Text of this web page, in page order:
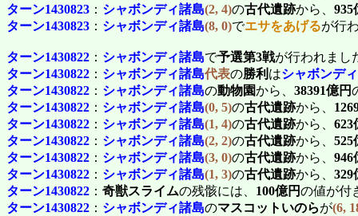
ターン1430823 ： シャボンディ諸島(2, 4)の古代遺跡から、 935
ターン1430823 ： シャボンディ諸島(8, 0)でエサをあげるが行
ターン1430822 ： シャボンディ諸島で予選第3戦が行われまし
ターン1430822 ： シャボンディ諸島代表の勝利 はシャボンデ
ターン1430822 ： シャボンディ諸島の動物園から、 38391億円
ターン1430822 ： シャボンディ諸島(0, 5)の古代遺跡から、
ターン1430822 ： シャボンディ諸島(1, 4)の古代遺跡から、 623
ターン1430822 ： シャボンディ諸島(2, 2)の古代遺跡から、 525
ターン1430822 ： シャボンディ諸島(3, 0)の古代遺跡から、 946
ターン1430822 ： シャボンディ諸島(1, 3)の古代遺跡から、 329
ターン1430822 ： 奇獣スライムの残骸には、 100億円の値が付
ターン1430822 ： シャボンディ諸島のマスコットいのらが(6,